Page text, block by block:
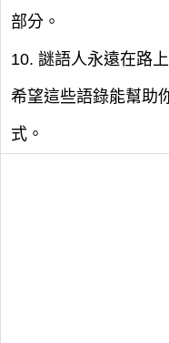
部分。
10. 謎語人永遠在路
希望這些語錄能幫助
式。